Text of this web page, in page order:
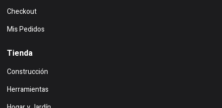
Checkout
Mis Pedidos
Tienda
Construcción
Herramientas